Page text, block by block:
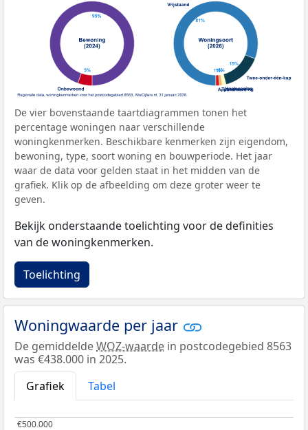
De vier bovenstaande taartdiagrammen tonen het
percentage woningen naar verschillende
woningkenmerken. Beschikbare kenmerken zijn eigendom,
bewoning, type, soort woning en bouwperiode. Het jaar
waar de data voor gelden staat in het midden van de
grafiek. Klik op de afbeelding om deze groter weer te
geven.
Bekijk onderstaande toelichting voor de definities
van de woningkenmerken.
Toelichting
Woningwaarde per jaar
De gemiddeldeWOZ-waarde in postcodegebied 8563
was €438.000 in 2025.
Grafiek
Tabel
€500.000
€500.000